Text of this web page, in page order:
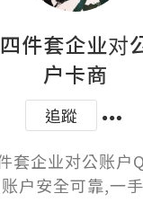
件套企业对
户卡商
追蹤
套企业对公账户
户安全可靠,一